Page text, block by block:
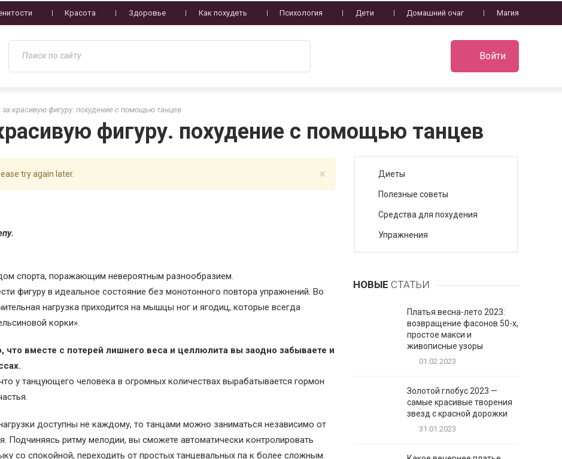
Красота Здоровье Как похудеть Психология Дети Домашний очаг Магия
Войти
красивую фигуру. похудение с помощью танцев
фигуру. похудение с помощью танцев
×
try again later.
спорта, поражающим невероятным разнообразием.
фигуру в идеальное состояние без монотонного повтора упражнений. Во
нагрузка приходится на мышцы ног и ягодиц, которые всегда
корки».
вместе с потерей лишнего веса и целлюлита вы заодно забываете и
у танцующего человека в огромных количествах вырабатывается гормон
доступны не каждому, то танцами можно заниматься независимо от
Подчиняясь ритму мелодии, вы сможете автоматически контролировать
со спокойной, переходить от простых танцевальных па к более сложным.
Диеты
Полезные советы
Средства для похудения
Упражнения
НОВЫЕ СТАТЬИ
Платья весна-лето 2023:
возвращение фасонов 50-х,
простое макси и
живописные узоры
01.02.2023
Золотой глобус 2023 —
самые красивые творения
звезд с красной дорожки
31.01.2023